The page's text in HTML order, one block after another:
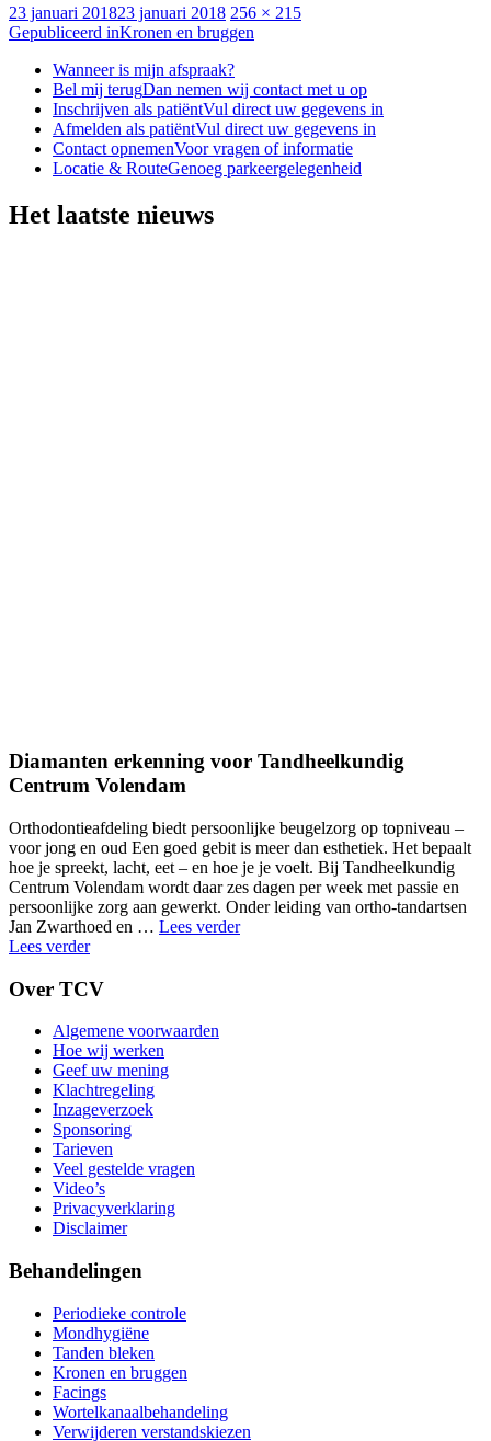
Geplaatst
op
23 januari 201823 januari 2018 Volledige
grootte
256 × 215
Bericht
navigatie
Gepubliceerd inKronen en bruggen
Wanneer is mijn afspraak?
Bel mij terugDan nemen wij contact met u op
Inschrijven als patiëntVul direct uw gegevens in
Afmelden als patiëntVul direct uw gegevens in
Contact opnemenVoor vragen of informatie
Locatie & RouteGenoeg parkeergelegenheid
Het laatste nieuws
Diamanten erkenning voor Tandheelkundig
Centrum Volendam
Orthodontieafdeling biedt persoonlijke beugelzorg op topniveau –
voor jong en oud Een goed gebit is meer dan esthetiek. Het bepaalt
hoe je spreekt, lacht, eet – en hoe je je voelt. Bij Tandheelkundig
Centrum Volendam wordt daar zes dagen per week met passie en
persoonlijke zorg aan gewerkt. Onder leiding van ortho-tandartsen
Jan Zwarthoed en … Lees verder"kleur-
Lees verder
Over TCV
Algemene voorwaarden
Hoe wij werken
Geef uw mening
Klachtregeling
Inzageverzoek
Sponsoring
Tarieven
Veel gestelde vragen
Video’s
Privacyverklaring
Disclaimer
Behandelingen
Periodieke controle
Mondhygiëne
Tanden bleken
Kronen en bruggen
Facings
Wortelkanaalbehandeling
Verwijderen verstandskiezen